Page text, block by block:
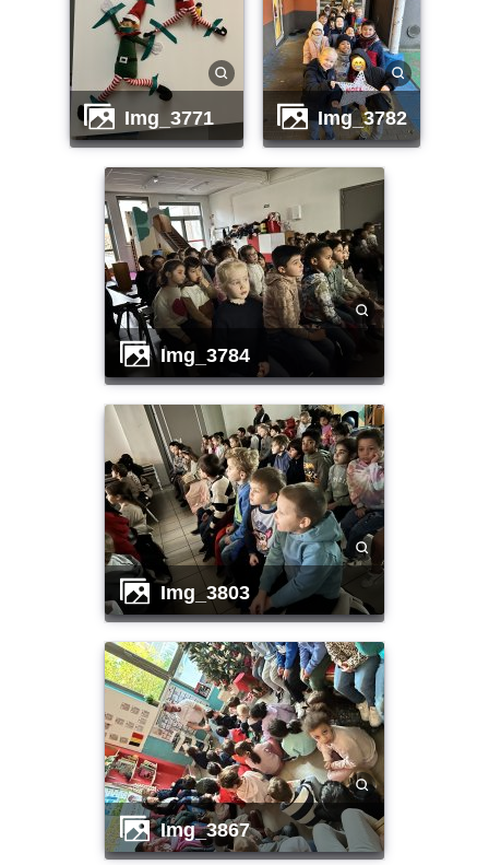
img_3771 img_3782
img_3784
img_3803
img_3867